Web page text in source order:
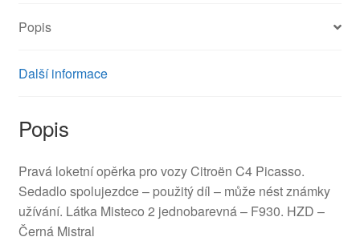
Popis
Další informace
Popis
Pravá loketní opěrka pro vozy Citroën C4 Picasso.
Sedadlo spolujezdce – použitý díl – může nést známky
užívání. Látka Misteco 2 jednobarevná – F930. HZD –
Černá Mistral